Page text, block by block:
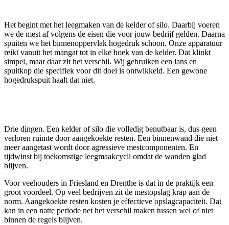
Het begint met het leegmaken van de kelder of silo. Daarbij voeren
we de mest af volgens de eisen die voor jouw bedrijf gelden. Daarna
spuiten we het binnenoppervlak hogedruk schoon. Onze apparatuur
reikt vanuit het mangat tot in elke hoek van de kelder. Dat klinkt
simpel, maar daar zit het verschil. Wij gebruiken een lans en
spuitkop die specifiek voor dit doel is ontwikkeld. Een gewone
hogedrukspuit haalt dat niet.
Drie dingen. Een kelder of silo die volledig benutbaar is, dus geen
verloren ruimte door aangekoekte resten. Een binnenwand die niet
meer aangetast wordt door agressieve mestcomponenten. En
tijdwinst bij toekomstige leegmaakcycli omdat de wanden glad
blijven.
Voor veehouders in Friesland en Drenthe is dat in de praktijk een
groot voordeel. Op veel bedrijven zit de mestopslag krap aan de
norm. Aangekoekte resten kosten je effectieve opslagcapaciteit. Dat
kan in een natte periode net het verschil maken tussen wel of niet
binnen de regels blijven.